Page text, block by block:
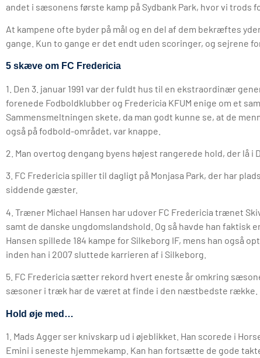
andet i sæsonens første kamp på Sydbank Park, hvor vi trods
At kampene ofte byder på mål og en del af dem bekræftes
gange. Kun to gange er det endt uden scoringer, og sejrene
5 skæve om FC Fredericia
1. Den 3. januar 1991 var der fuldt hus til en ekstraordinær
forenede Fodboldklubber og Fredericia KFUM enige om et
Sammensmeltningen skete, da man godt kunne se, at de
også på fodbold-området, var knappe.
2. Man overtog dengang byens højest rangerede hold, der lå i
3. FC Fredericia spiller til dagligt på Monjasa Park, der har
siddende gæster.
4. Træner Michael Hansen har udover FC Fredericia trænet
samt de danske ungdomslandshold. Og så havde han faktisk
Hansen spillede 184 kampe for Silkeborg IF, mens han også
inden han i 2007 sluttede karrieren af i Silkeborg.
5. FC Fredericia sætter rekord hvert eneste år omkring
sæsoner i træk har de været at finde i den næstbedste række.
Hold øje med…
1. Mads Agger ser knivskarp ud i øjeblikket. Han scorede i
Emini i seneste hjemmekamp. Kan han fortsætte de gode